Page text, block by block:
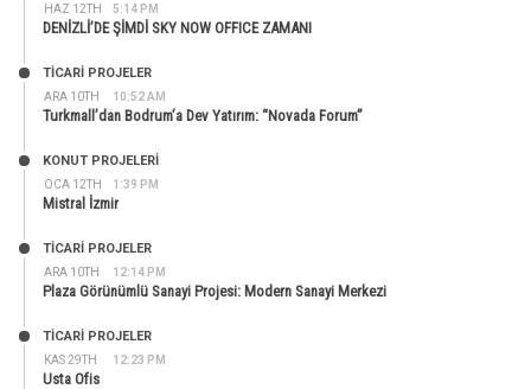
HAZ 12TH 5:14 PM
DENİZLİ’DE ŞİMDİ SKY NOW OFFICE ZAMANI
ARA 10TH 10:52 AM
TİCARİ PROJELER
Turkmall’dan Bodrum’a Dev Yatırım: “Novada Forum”
OCA 12TH 1:39 PM
KONUT PROJELERI
Mistral İzmir
ARA 10TH 12:14 PM
TİCARİ PROJELER
Plaza Görünümlü Sanayi Projesi: Modern Sanayi Merkezi
KAS 29TH 12:23 PM
TİCARİ PROJELER
Usta Ofis